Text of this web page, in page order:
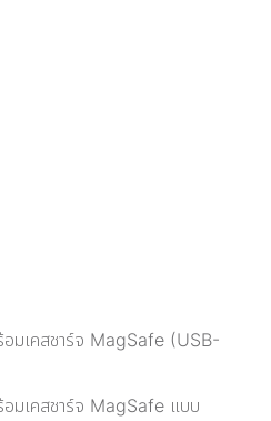
มเคสชาร์จ MagSafe (USB-
เคสชาร์จ MagSafe แบบ